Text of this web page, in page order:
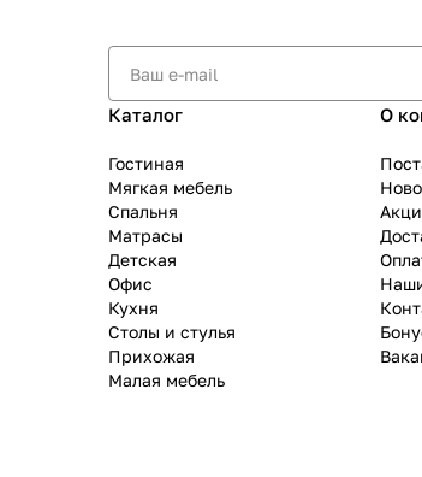
Каталог
Гостиная
Мягкая мебель
Спальня
Матрасы
Детская
Офис
Кухня
Столы и стулья
Прихожая
Малая мебель
О